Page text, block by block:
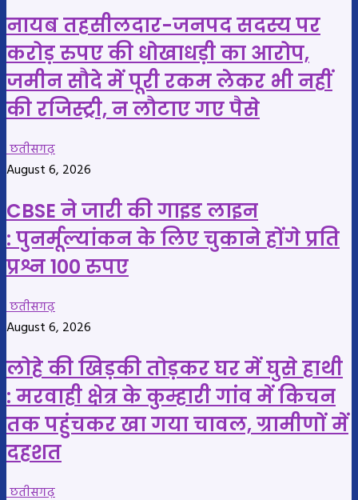
नायब तहसीलदार-जनपद सदस्य पर
करोड़ रुपए की धोखाधड़ी का आरोप,
जमीन सौदे में पूरी रकम लेकर भी नहीं
की रजिस्ट्री, न लौटाए गए पैसे
छतीसगढ़
August 6, 2026
CBSE ने जारी की गाइड लाइन
: पुनर्मूल्यांकन के लिए चुकाने होंगे प्रति
प्रश्न 100 रुपए
छतीसगढ़
August 6, 2026
लोहे की खिड़की तोड़कर घर में घुसे हाथी
: मरवाही क्षेत्र के कुम्हारी गांव में किचन
तक पहुंचकर खा गया चावल, ग्रामीणों में
दहशत
छतीसगढ़